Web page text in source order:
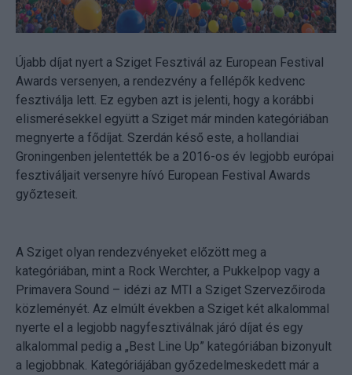
Újabb díjat nyert a Sziget Fesztivál az European Festival
Awards versenyen, a rendezvény a fellépők kedvenc
fesztiválja lett. Ez egyben azt is jelenti, hogy a korábbi
elismerésekkel együtt a Sziget már minden kategóriában
megnyerte a fődíjat. Szerdán késő este, a hollandiai
Groningenben jelentették be a 2016-os év legjobb európai
fesztiváljait versenyre hívó European Festival Awards
győzteseit.
A Sziget olyan rendezvényeket előzött meg a
kategóriában, mint a Rock Werchter, a Pukkelpop vagy a
Primavera Sound – idézi az MTI a Sziget Szervezőiroda
közleményét. Az elmúlt években a Sziget két alkalommal
nyerte el a legjobb nagyfesztiválnak járó díjat és egy
alkalommal pedig a „Best Line Up” kategóriában bizonyult
a legjobbnak. Kategóriájában győzedelmeskedett már a